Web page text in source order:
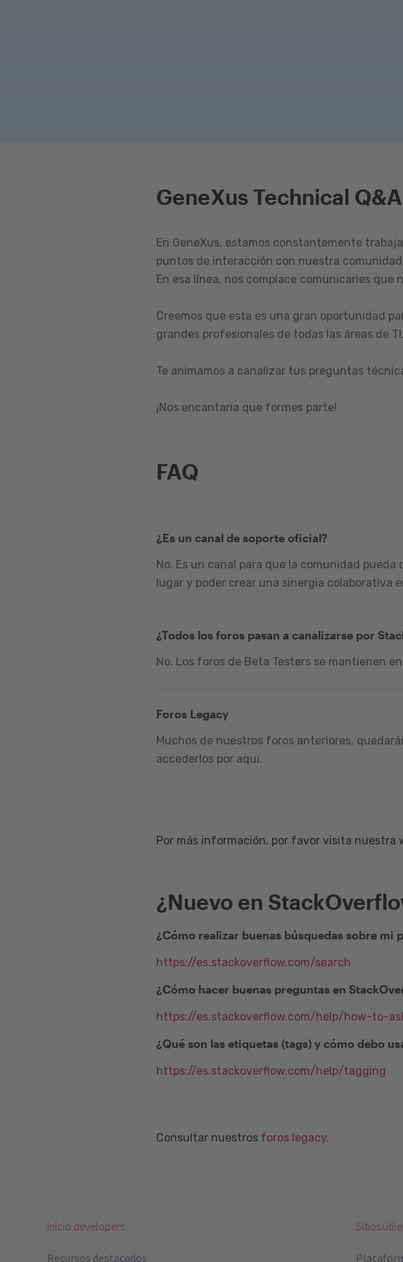
GeneXus Technical Q&A
En GeneXus, estamos constantemente
puntos de interacción con nuestra
En esa línea, nos complace comunicarles
Creemos que esta es una gran oportunidad
grandes profesionales de todas las áreas de TI.
Te animamos a canalizar tus preguntas
¡Nos encantaría que formes parte!
FAQ
¿Es un canal de soporte oficial?
No. Es un canal para que la comunidad
lugar y poder crear una sinergia colaborativa
¿Todos los foros pasan a canalizarse por
No. Los foros de Beta Testers se mantienen
Foros Legacy
Muchos de nuestros foros anteriores,
accederlos por aquí.
Por más información, por favor visita nuestra
¿Nuevo en
¿Cómo realizar buenas búsquedas sobre
https://es.stackoverflow.com/search
¿Cómo hacer buenas preguntas en
https://es.stackoverflow.com/help/how-to-
¿Qué son las etiquetas (tags) y cómo debo
https://es.stackoverflow.com/help/tagging
Consultar nuestros foros legacy.
Inicio developers
Recursos destacados
Sitios